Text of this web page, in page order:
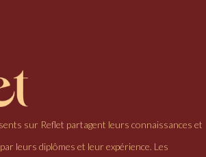
sur Reflet partagent leurs connaissances et
leurs diplômes et leur expérience. Les